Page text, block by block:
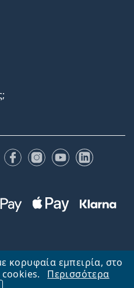
κορυφαία εμπειρία, στο
Περισσότερα
FacebookInstagram
YouTubeLinkedIn